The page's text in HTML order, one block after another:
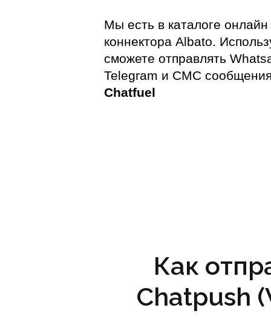
Мы есть в каталоге онлайн
коннектора Albato.
сможете отправлять
Telegram и СМС
Chatfuel
Как
Chatpush